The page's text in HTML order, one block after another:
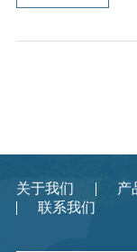
关于我们 产
联系我们